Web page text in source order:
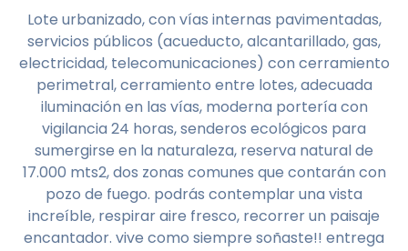
Lote urbanizado, con vías internas pavimentadas,
servicios públicos (acueducto, alcantarillado, gas,
electricidad, telecomunicaciones) con cerramiento
perimetral, cerramiento entre lotes, adecuada
iluminación en las vías, moderna portería con
vigilancia 24 horas, senderos ecológicos para
sumergirse en la naturaleza, reserva natural de
17.000 mts2, dos zonas comunes que contarán con
pozo de fuego. podrás contemplar una vista
increíble, respirar aire fresco, recorrer un paisaje
encantador. vive como siempre soñaste!! entrega